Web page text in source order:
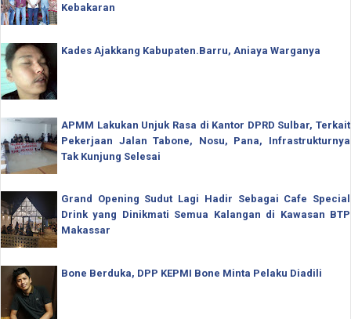
Kebakaran
Kades Ajakkang Kabupaten.Barru, Aniaya Warganya
APMM Lakukan Unjuk Rasa di Kantor DPRD Sulbar, Terkait
Pekerjaan Jalan Tabone, Nosu, Pana, Infrastrukturnya
Tak Kunjung Selesai
Grand Opening Sudut Lagi Hadir Sebagai Cafe Special
Drink yang Dinikmati Semua Kalangan di Kawasan BTP
Makassar
Bone Berduka, DPP KEPMI Bone Minta Pelaku Diadili